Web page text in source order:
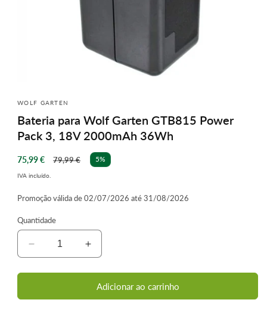
multimédia
em
modal
WOLF GARTEN
Bateria para Wolf Garten GTB815 Power
Pack 3, 18V 2000mAh 36Wh
Preço
de
75,99 €
Preço
79,99 € 5%
IVA incluído.
Promoção válida de 02/07/2026 até 31/08/2026
Quantidade
Diminuir
a
quantidade
Bateria
Aumentar
a
quantidade
de
Bateria
Adicionar ao carrinho